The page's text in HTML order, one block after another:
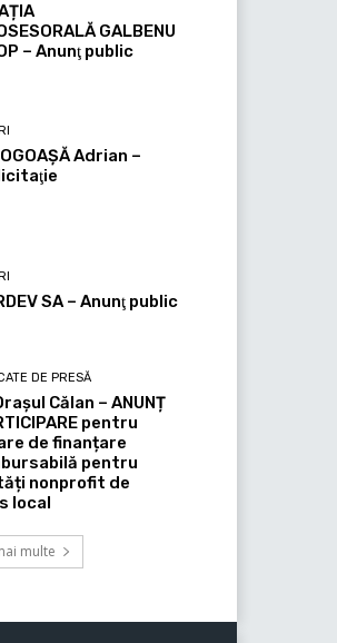
GALBENU
– Anunţ public
Adrian –
SA – Anunţ public
DE PRESĂ
Călan – ANUNȚ
pentru
de finanțare
pentru
nonprofit de
local
multe